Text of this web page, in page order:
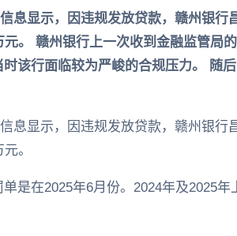
息显示，因违规发放贷款，赣州银行
。 赣州银行上一次收到金融监管局
该行面临较为严峻的合规压力。 随
息显示，因违规发放贷款，赣州银行
。
是在2025年6月份。2024年及2025